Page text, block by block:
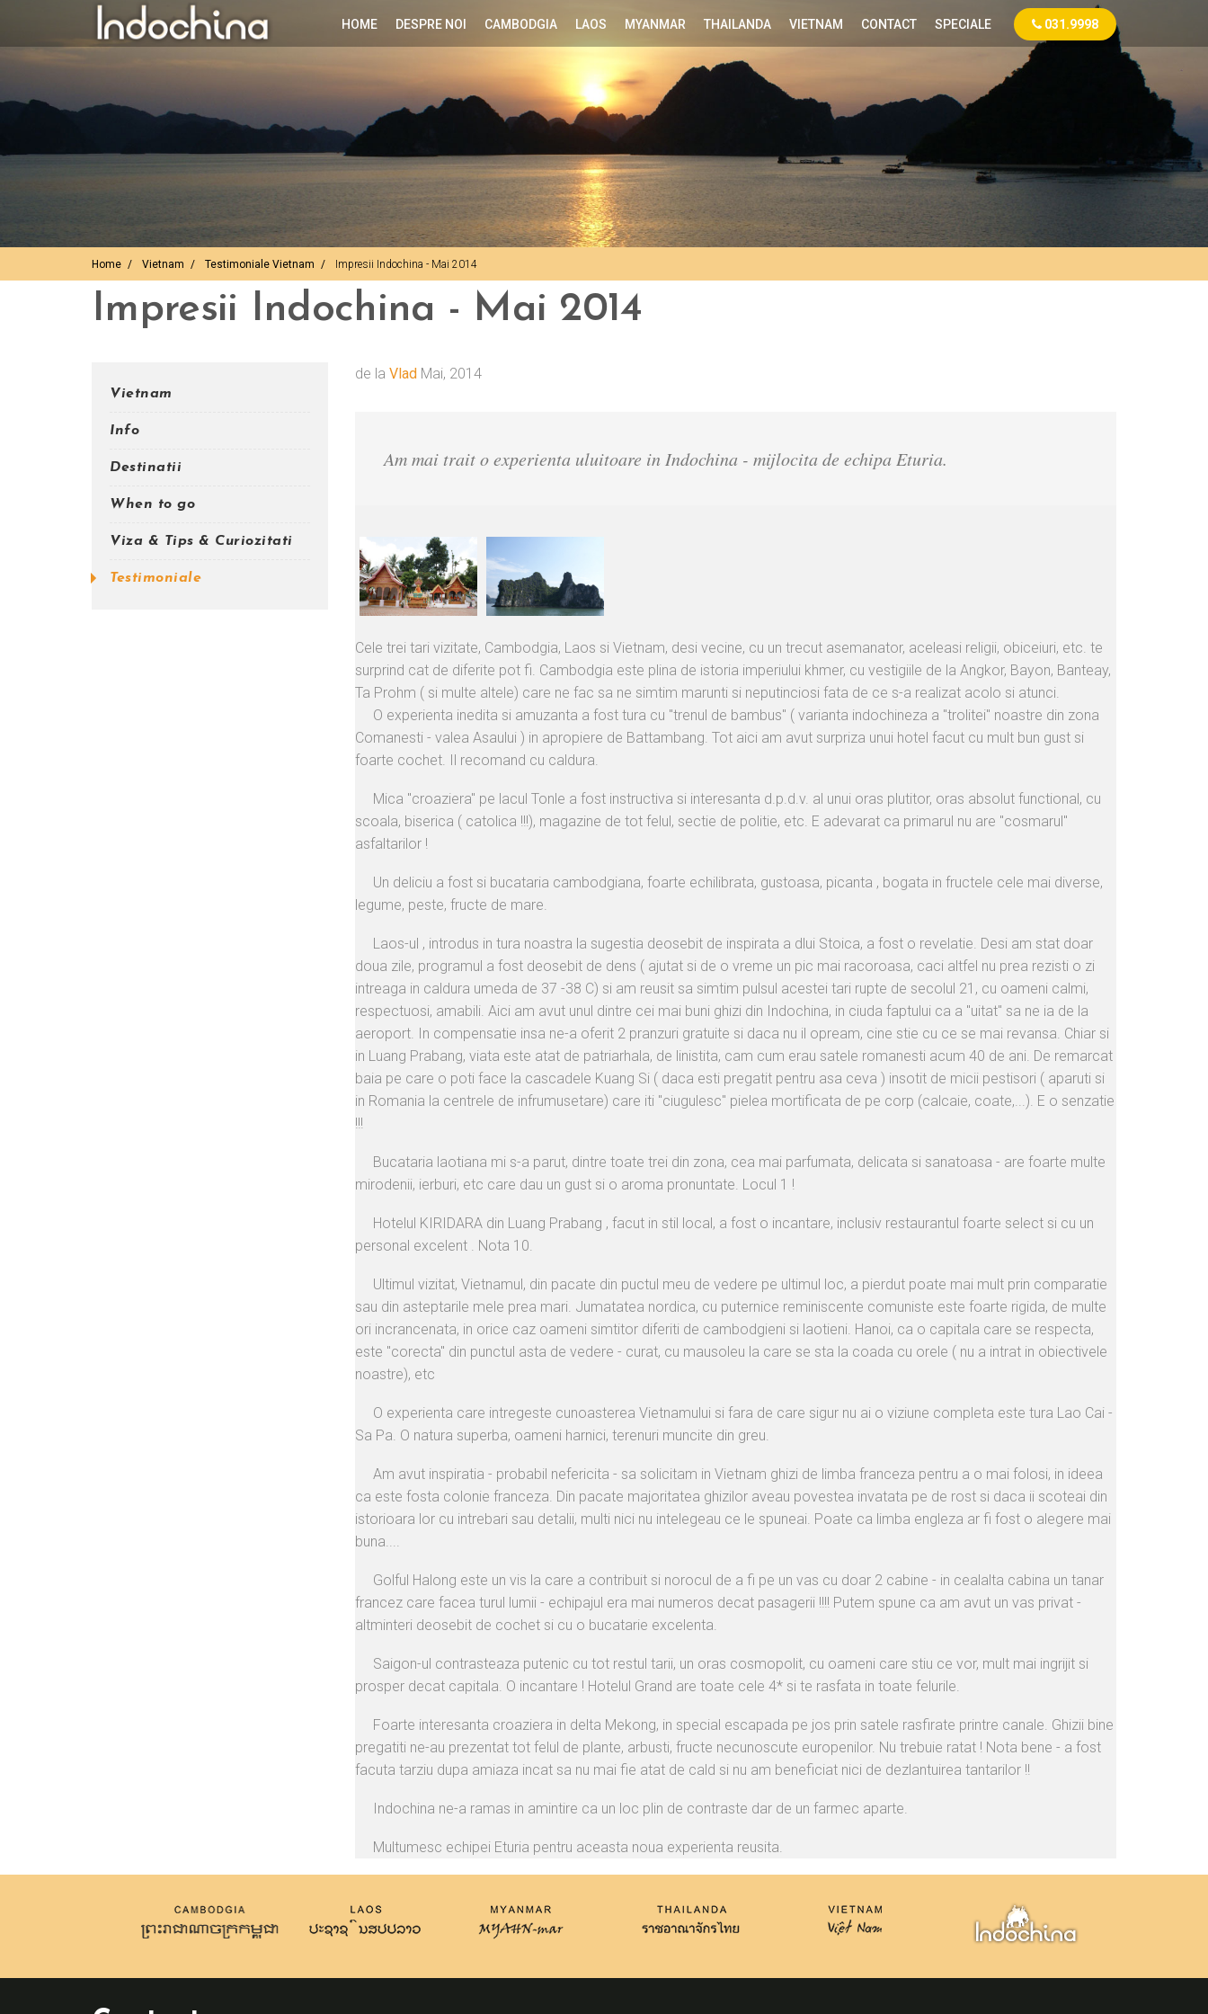
HOME DESPRE NOI CAMBODGIA LAOS MYANMAR THAILANDA VIETNAM CONTACT SPECIALE 031.9998
Home Vietnam Testimoniale Vietnam Impresii Indochina - Mai 2014
Impresii Indochina - Mai 2014
Vietnam
Info
Destinatii
When to go
Viza & Tips & Curiozitati
Testimoniale
de la Vlad Mai, 2014
Am mai trait o experienta uluitoare in Indochina - mijlocita de echipa Eturia.
Cele trei tari vizitate, Cambodgia, Laos si Vietnam, desi vecine, cu un trecut asemanator, aceleasi religii, obiceiuri, etc. te
surprind cat de diferite pot fi. Cambodgia este plina de istoria imperiului khmer, cu vestigiile de la Angkor, Bayon, Banteay,
Ta Prohm ( si multe altele) care ne fac sa ne simtim marunti si neputinciosi fata de ce s-a realizat acolo si atunci.
O experienta inedita si amuzanta a fost tura cu "trenul de bambus" ( varianta indochineza a "trolitei" noastre din zona
Comanesti - valea Asaului ) in apropiere de Battambang. Tot aici am avut surpriza unui hotel facut cu mult bun gust si
foarte cochet. Il recomand cu caldura.
Mica "croaziera" pe lacul Tonle a fost instructiva si interesanta d.p.d.v. al unui oras plutitor, oras absolut functional, cu
scoala, biserica ( catolica !!!), magazine de tot felul, sectie de politie, etc. E adevarat ca primarul nu are "cosmarul"
asfaltarilor !
Un deliciu a fost si bucataria cambodgiana, foarte echilibrata, gustoasa, picanta , bogata in fructele cele mai diverse,
legume, peste, fructe de mare.
Laos-ul , introdus in tura noastra la sugestia deosebit de inspirata a dlui Stoica, a fost o revelatie. Desi am stat doar
doua zile, programul a fost deosebit de dens ( ajutat si de o vreme un pic mai racoroasa, caci altfel nu prea rezisti o zi
intreaga in caldura umeda de 37 -38 C) si am reusit sa simtim pulsul acestei tari rupte de secolul 21, cu oameni calmi,
respectuosi, amabili. Aici am avut unul dintre cei mai buni ghizi din Indochina, in ciuda faptului ca a "uitat" sa ne ia de la
aeroport. In compensatie insa ne-a oferit 2 pranzuri gratuite si daca nu il opream, cine stie cu ce se mai revansa. Chiar si
in Luang Prabang, viata este atat de patriarhala, de linistita, cam cum erau satele romanesti acum 40 de ani. De remarcat
baia pe care o poti face la cascadele Kuang Si ( daca esti pregatit pentru asa ceva ) insotit de micii pestisori ( aparuti si
in Romania la centrele de infrumusetare) care iti "ciugulesc" pielea mortificata de pe corp (calcaie, coate,...). E o senzatie
!!!
Bucataria laotiana mi s-a parut, dintre toate trei din zona, cea mai parfumata, delicata si sanatoasa - are foarte multe
mirodenii, ierburi, etc care dau un gust si o aroma pronuntate. Locul 1 !
Hotelul KIRIDARA din Luang Prabang , facut in stil local, a fost o incantare, inclusiv restaurantul foarte select si cu un
personal excelent . Nota 10.
Ultimul vizitat, Vietnamul, din pacate din puctul meu de vedere pe ultimul loc, a pierdut poate mai mult prin comparatie
sau din asteptarile mele prea mari. Jumatatea nordica, cu puternice reminiscente comuniste este foarte rigida, de multe
ori incrancenata, in orice caz oameni simtitor diferiti de cambodgieni si laotieni. Hanoi, ca o capitala care se respecta,
este "corecta" din punctul asta de vedere - curat, cu mausoleu la care se sta la coada cu orele ( nu a intrat in obiectivele
noastre), etc
O experienta care intregeste cunoasterea Vietnamului si fara de care sigur nu ai o viziune completa este tura Lao Cai -
Sa Pa. O natura superba, oameni harnici, terenuri muncite din greu.
Am avut inspiratia - probabil nefericita - sa solicitam in Vietnam ghizi de limba franceza pentru a o mai folosi, in ideea
ca este fosta colonie franceza. Din pacate majoritatea ghizilor aveau povestea invatata pe de rost si daca ii scoteai din
istorioara lor cu intrebari sau detalii, multi nici nu intelegeau ce le spuneai. Poate ca limba engleza ar fi fost o alegere mai
buna....
Golful Halong este un vis la care a contribuit si norocul de a fi pe un vas cu doar 2 cabine - in cealalta cabina un tanar
francez care facea turul lumii - echipajul era mai numeros decat pasagerii !!!! Putem spune ca am avut un vas privat -
altminteri deosebit de cochet si cu o bucatarie excelenta.
Saigon-ul contrasteaza putenic cu tot restul tarii, un oras cosmopolit, cu oameni care stiu ce vor, mult mai ingrijit si
prosper decat capitala. O incantare ! Hotelul Grand are toate cele 4* si te rasfata in toate felurile.
Foarte interesanta croaziera in delta Mekong, in special escapada pe jos prin satele rasfirate printre canale. Ghizii bine
pregatiti ne-au prezentat tot felul de plante, arbusti, fructe necunoscute europenilor. Nu trebuie ratat ! Nota bene - a fost
facuta tarziu dupa amiaza incat sa nu mai fie atat de cald si nu am beneficiat nici de dezlantuirea tantarilor !!
Indochina ne-a ramas in amintire ca un loc plin de contraste dar de un farmec aparte.
Multumesc echipei Eturia pentru aceasta noua experienta reusita.